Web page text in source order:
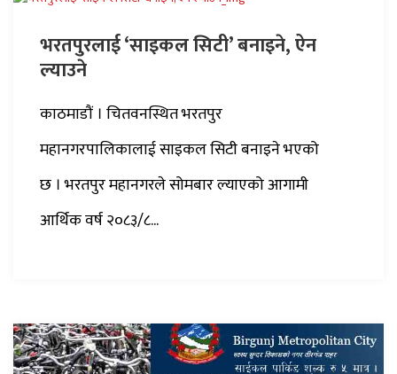
भरतपुरलाई ‘साइकल सिटी’ बनाइने, ऐन
ल्याउने
काठमाडौं । चितवनस्थित भरतपुर
महानगरपालिकालाई साइकल सिटी बनाइने भएको
छ । भरतपुर महानगरले सोमबार ल्याएको आगामी
आर्थिक वर्ष २०८३/८...